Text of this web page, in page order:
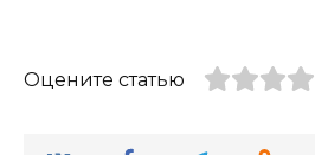
Оцените статью